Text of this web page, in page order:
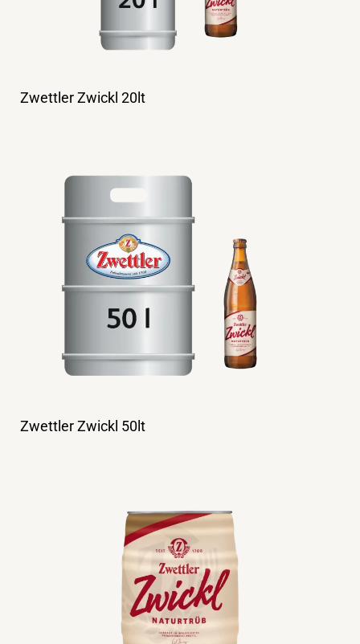
Zwettler Zwickl 20lt
Zwettler Zwickl 50lt